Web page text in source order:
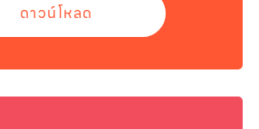
ดาวน์โหลด